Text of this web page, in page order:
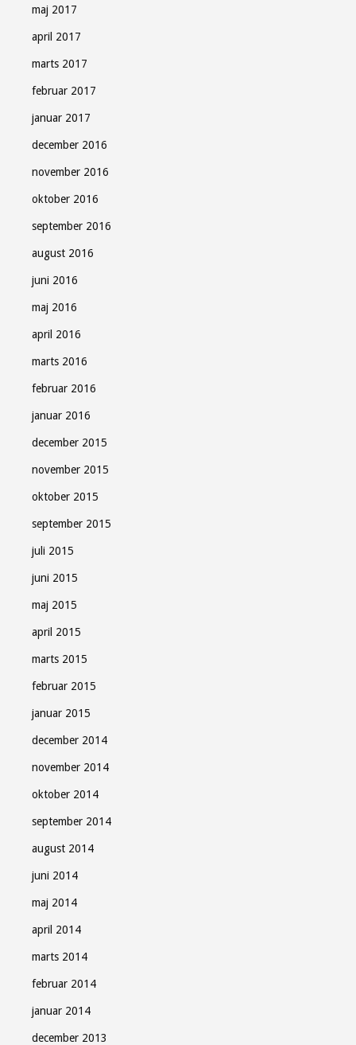
maj 2017
april 2017
marts 2017
februar 2017
januar 2017
december 2016
november 2016
oktober 2016
september 2016
august 2016
juni 2016
maj 2016
april 2016
marts 2016
februar 2016
januar 2016
december 2015
november 2015
oktober 2015
september 2015
juli 2015
juni 2015
maj 2015
april 2015
marts 2015
februar 2015
januar 2015
december 2014
november 2014
oktober 2014
september 2014
august 2014
juni 2014
maj 2014
april 2014
marts 2014
februar 2014
januar 2014
december 2013